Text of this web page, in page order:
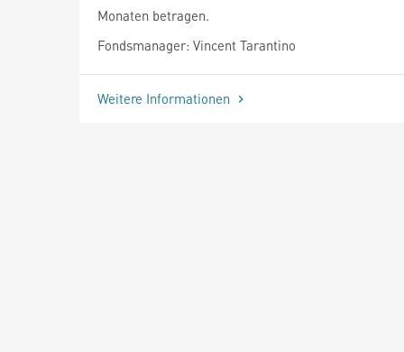
Monaten betragen.
Fondsmanager: Vincent Tarantino
Weitere Informationen